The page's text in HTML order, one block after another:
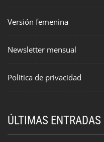
Versión femenina
Newsletter mensual
Política de privacidad
ÚLTIMAS ENTRADAS